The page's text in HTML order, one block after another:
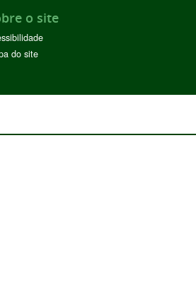
o site
do site